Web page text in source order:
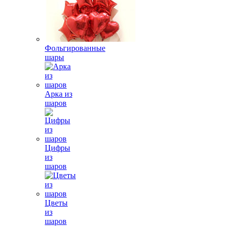
Фольгированные
шары
Арка из
шаров
Цифры
из
шаров
Цветы
из
шаров